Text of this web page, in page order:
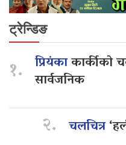
ट्रेन्डिङ
१. प्रियंकाकार्कीको
सार्वजनिक
२. चलचित्र